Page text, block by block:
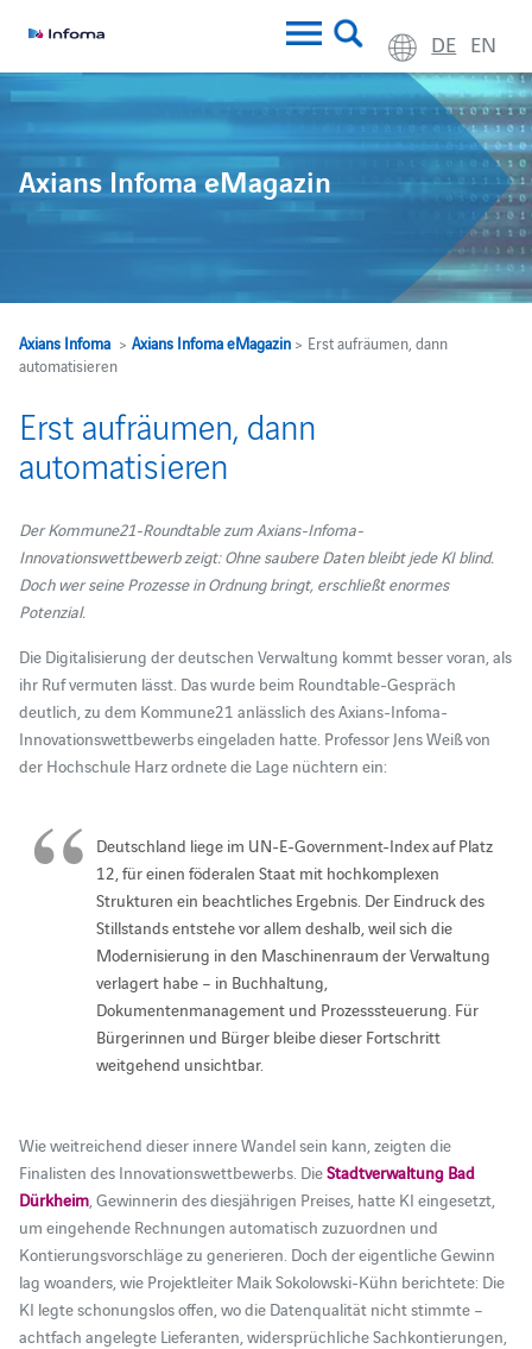
DE EN
Axians Infoma eMagazin
Axians Infoma> Axians Infoma eMagazin> Erst aufräumen, dann
automatisieren
Erst aufräumen, dann
automatisieren
Der Kommune21-Roundtable zum Axians-Infoma-
Innovationswettbewerb zeigt: Ohne saubere Daten bleibt jede KI blind.
Doch wer seine Prozesse in Ordnung bringt, erschließt enormes
Potenzial.
Die Digitalisierung der deutschen Verwaltung kommt besser voran, als
ihr Ruf vermuten lässt. Das wurde beim Roundtable-Gespräch
deutlich, zu dem Kommune21 anlässlich des Axians-Infoma-
Innovationswettbewerbs eingeladen hatte. Professor Jens Weiß von
der Hochschule Harz ordnete die Lage nüchtern ein:
Deutschland liege im UN-E-Government-Index auf Platz
12, für einen föderalen Staat mit hochkomplexen
Strukturen ein beachtliches Ergebnis. Der Eindruck des
Stillstands entstehe vor allem deshalb, weil sich die
Modernisierung in den Maschinenraum der Verwaltung
verlagert habe – in Buchhaltung,
Dokumentenmanagement und Prozesssteuerung. Für
Bürgerinnen und Bürger bleibe dieser Fortschritt
weitgehend unsichtbar.
Wie weitreichend dieser innere Wandel sein kann, zeigten die
Finalisten des Innovationswettbewerbs. DieStadtverwaltung Bad
Dürkheim, Gewinnerin des diesjährigen Preises, hatte KI eingesetzt,
um eingehende Rechnungen automatisch zuzuordnen und
Kontierungsvorschläge zu generieren. Doch der eigentliche Gewinn
lag woanders, wie Projektleiter Maik Sokolowski-Kühn berichtete: Die
KI legte schonungslos offen, wo die Datenqualität nicht stimmte –
achtfach angelegte Lieferanten, widersprüchliche Sachkontierungen,